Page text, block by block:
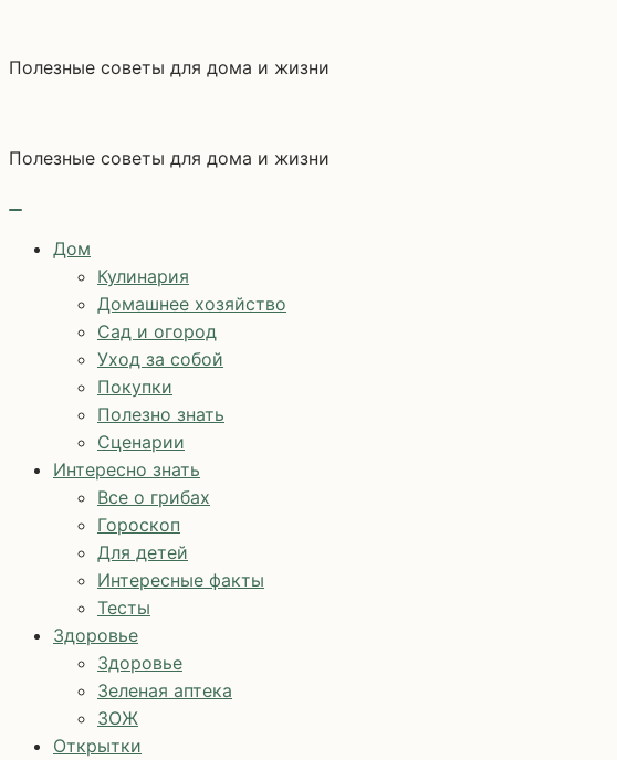
содержимому
Полезные советы для дома и жизни
Полезные советы для дома и жизни
Дом
Кулинария
Домашнее хозяйство
Сад и огород
Уход за собой
Покупки
Полезно знать
Сценарии
Интересно знать
Все о грибах
Гороскоп
Для детей
Интересные факты
Тесты
Здоровье
Здоровье
Зеленая аптека
ЗОЖ
Открытки